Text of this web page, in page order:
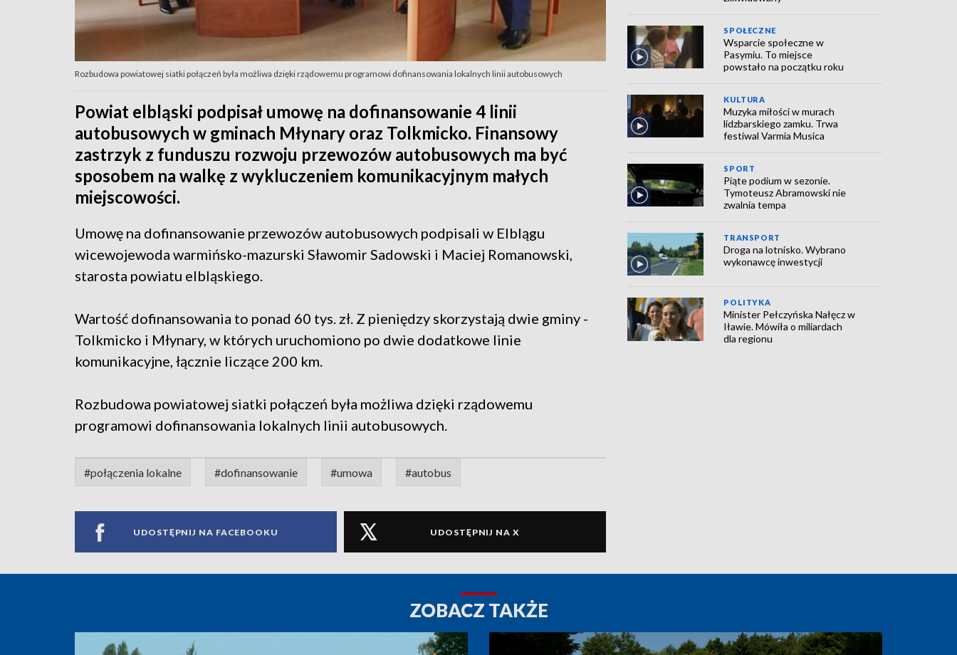
Rozbudowa powiatowej siatki połączeń była możliwa dzięki rządowemu programowi dofinansowania lokalnych linii autobusowych
Powiat elbląski podpisał umowę na dofinansowanie 4 linii
autobusowych w gminach Młynary oraz Tolkmicko. Finansowy
zastrzyk z funduszu rozwoju przewozów autobusowych ma być
sposobem na walkę z wykluczeniem komunikacyjnym małych
miejscowości.
Umowę na dofinansowanie przewozów autobusowych podpisali w Elblągu
wicewojewoda warmińsko-mazurski Sławomir Sadowski i Maciej Romanowski,
starosta powiatu elbląskiego.
Wartość dofinansowania to ponad 60 tys. zł. Z pieniędzy skorzystają dwie gminy -
Tolkmicko i Młynary, w których uruchomiono po dwie dodatkowe linie
komunikacyjne, łącznie liczące 200 km.
Rozbudowa powiatowej siatki połączeń była możliwa dzięki rządowemu
programowi dofinansowania lokalnych linii autobusowych.
#połączenia lokalne #dofinansowanie #umowa #autobus
UDOSTĘPNIJ NA FACEBOOKU UDOSTĘPNIJ NA X
SPOŁECZNE
Wsparcie społeczne w
Pasymiu. To miejsce
powstało na początku roku
KULTURA
Muzyka miłości w murach
lidzbarskiego zamku. Trwa
festiwal Varmia Musica
SPORT
Piąte podium w sezonie.
Tymoteusz Abramowski nie
zwalnia tempa
TRANSPORT
Droga na lotnisko. Wybrano
wykonawcę inwestycji
POLITYKA
Minister Pełczyńska Nałęcz w
Iławie. Mówiła o miliardach
dla regionu
ZOBACZ TAKŻE